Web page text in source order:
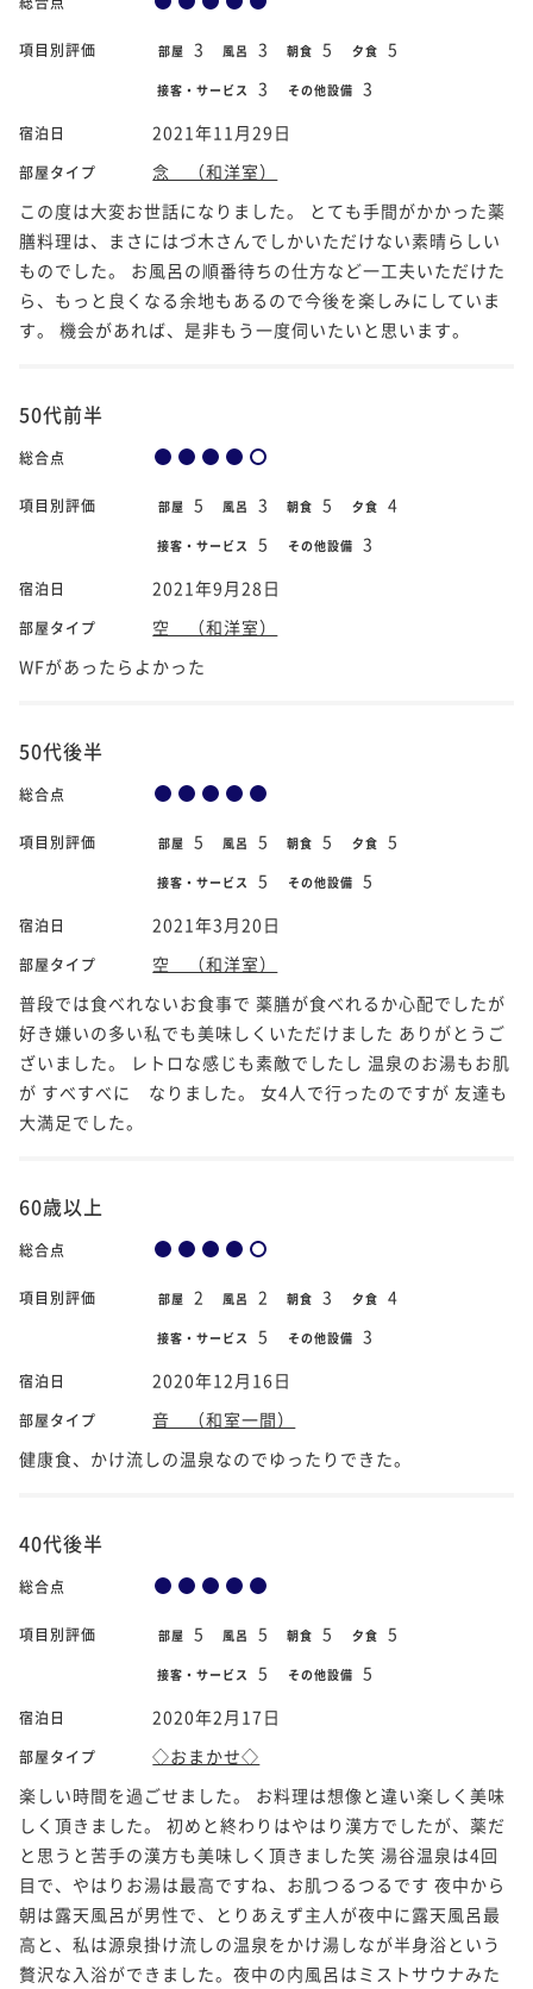
項目別評価 部屋 3 風呂 3 朝食 5 夕食 5
接客・サービス 3 その他設備 3
宿泊日 2021年11月29日
部屋タイプ
念 （和洋室）
この度は大変お世話になりました。 とても手間がかかった薬
膳料理は、まさにはづ木さんでしかいただけない素晴らしい
ものでした。 お風呂の順番待ちの仕方など一工夫いただけた
ら、もっと良くなる余地もあるので今後を楽しみにしていま
す。 機会があれば、是非もう一度伺いたいと思います。
50代前半
総合点
項目別評価 部屋 5 風呂 3 朝食 5 夕食 4
接客・サービス 5 その他設備 3
宿泊日 2021年9月28日
部屋タイプ
空 （和洋室）
WFがあったらよかった
50代後半
総合点
項目別評価 部屋 5 風呂 5 朝食 5 夕食 5
接客・サービス 5 その他設備 5
宿泊日 2021年3月20日
部屋タイプ
空 （和洋室）
普段では食べれないお食事で 薬膳が食べれるか心配でしたが
好き嫌いの多い私でも美味しくいただけました ありがとうご
ざいました。 レトロな感じも素敵でしたし 温泉のお湯もお肌
が すべすべに なりました。 女4人で行ったのですが 友達も
大満足でした。
60歳以上
総合点
項目別評価 部屋 2 風呂 2 朝食 3 夕食 4
接客・サービス 5 その他設備 3
宿泊日 2020年12月16日
部屋タイプ
音 （和室一間）
健康食、かけ流しの温泉なのでゆったりできた。
40代後半
総合点
項目別評価 部屋 5 風呂 5 朝食 5 夕食 5
接客・サービス 5 その他設備 5
宿泊日 2020年2月17日
部屋タイプ
◇おまかせ◇
楽しい時間を過ごせました。 お料理は想像と違い楽しく美味
しく頂きました。 初めと終わりはやはり漢方でしたが、薬だ
と思うと苦手の漢方も美味しく頂きました笑 湯谷温泉は4回
目で、やはりお湯は最高ですね、お肌つるつるです 夜中から
朝は露天風呂が男性で、とりあえず主人が夜中に露天風呂最
高と、私は源泉掛け流しの温泉をかけ湯しなが半身浴という
贅沢な入浴ができました。夜中の内風呂はミストサウナみた